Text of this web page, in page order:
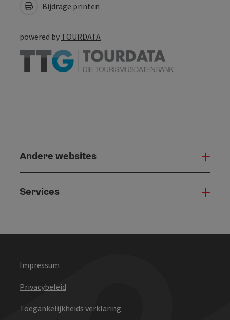
Bijdrage printen
powered by TOURDATA
Andere websites
Services
Impressum
Privacybeleid
Toegankelijkheids verklaring